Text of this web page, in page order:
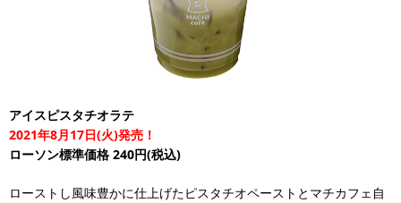
アイスピスタチオラテ
2021年8月17日(火)発売！
ローソン標準価格 240円(税込)
ローストし風味豊かに仕上げたピスタチオペーストとマチカフェ自